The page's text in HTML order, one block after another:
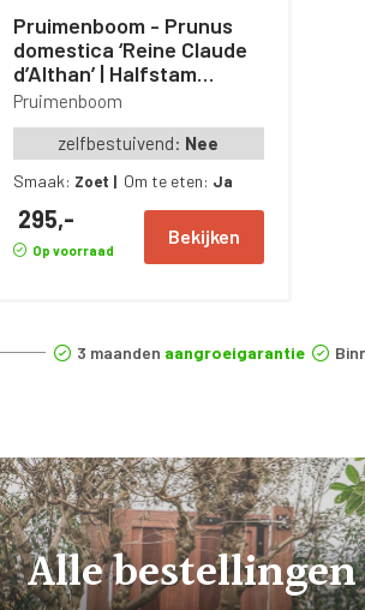
Pruimenboom - Prunus
domestica ‘Reine Claude
d’Althan’ | Halfstam
leiboom | 100 cm
Pruimenboom
zelfbestuivend: Nee
Smaak: Zoet | Om te eten: Ja
295,-
Op voorraad
Bekijken
3 maanden aangroeigarantie
Alle